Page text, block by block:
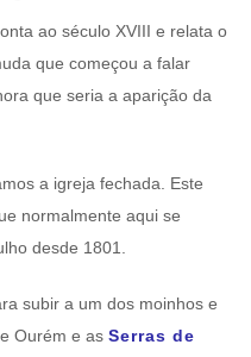
ao século XVIII e relata o
que começou a falar
que seria a aparição da
a igreja fechada. Este
normalmente aqui se
desde 1801.
subir a um dos moinhos e
Ourém e as Serras de